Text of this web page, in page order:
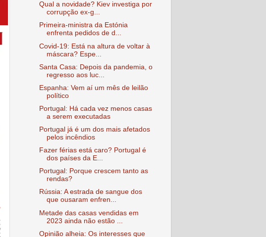
Qual a novidade? Kiev investiga por
corrupção ex-g...
Primeira-ministra da Estónia
enfrenta pedidos de d...
Covid-19: Está na altura de voltar à
máscara? Espe...
Santa Casa: Depois da pandemia, o
regresso aos luc...
Espanha: Vem aí um mês de leilão
político
Portugal: Há cada vez menos casas
a serem executadas
Portugal já é um dos mais afetados
pelos incêndios
Fazer férias está caro? Portugal é
dos países da E...
Portugal: Porque crescem tanto as
rendas?
Rússia: A estrada de sangue dos
que ousaram enfren...
Metade das casas vendidas em
2023 ainda não estão ...
Opinião alheia: Os interesses que